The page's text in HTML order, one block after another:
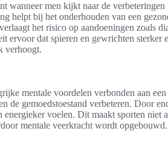
wanneer men kijkt naar de
helpt bij het onderhouden van een
het risico op aandoeningen zoals
ervoor dat spieren en gewrichten sterker
verhoogt.
mentale voordelen verbonden aan
de gemoedstoestand verbeteren. Door
voelen. Dit maakt sporten niet
mentale veerkracht wordt opgebouwd.